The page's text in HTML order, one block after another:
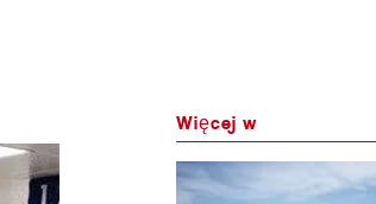
Więcej w